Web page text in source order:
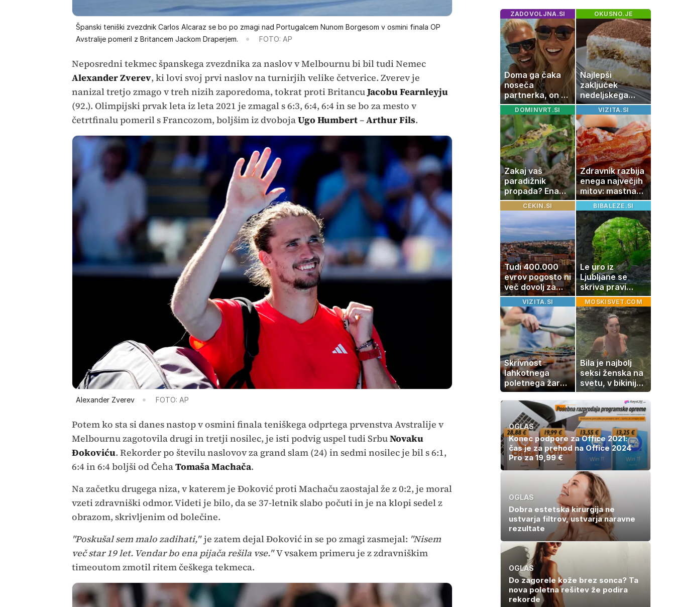
Španski teniški zvezdnik Carlos Alcaraz se bo po zmagi nad Portugalcem Nunom Borgesom v osmini finala OP
Avstralije pomeril z Britancem Jackom Draperjem.
FOTO: AP
Neposredni tekmec španskega zvezdnika za naslov v Melbournu bi bil tudi Nemec
Alexander Zverev, ki lovi svoj prvi naslov na turnirjih velike četverice. Zverev je
nanizal tretjo zmago v treh nizih zaporedoma, tokrat proti BritancuJacobu Fearnleyju
(92.). Olimpijski prvak leta iz leta 2021 je zmagal s 6:3, 6:4, 6:4 in se bo za mesto v
četrtfinalu pomeril s Francozom, boljšim iz dvobojaUgo Humbert–Arthur Fils.
Alexander Zverev FOTO: AP
Potem ko sta si danes nastop v osmini finala teniškega odprtega prvenstva Avstralije v
Melbournu zagotovila drugi in tretji nosilec, je isti podvig uspel tudi SrbuNovaku
Đokoviću. Rekorder po številu naslovov za grand slam (24) in sedmi nosilec je bil s 6:1,
6:4 in 6:4 boljši od ČehaTomaša Machača.
Na začetku drugega niza, v katerem je Đoković proti Machaču zaostajal že z 0:2, je moral
vzeti zdravniški odmor. Videti je bilo, da se 37-letnik slabo počuti in je na klopi sedel z
obrazom, skrivljenim od bolečine.
"Poskušal sem malo zadihati,"je zatem dejal Đoković in se po zmagi zasmejal: "Nisem
več star 19 let. Vendar bo ena pijača rešila vse."V vsakem primeru je z zdravniškim
timeoutom zmotil ritem češkega tekmeca.
ZADOVOLJNA.SI
Doma ga čaka
noseča
partnerka, on pa
dopustuje z
drugo
OKUSNO.JE
Najlepši
zaključek
nedeljskega
kosila: 8 sladic
brez peke, ki se
jih vsi veselijo
DOMINVRT.SI
Zakaj vaš
paradižnik
propada? Ena
napaka lahko
uniči rastline –
tako jih rešite
VIZITA.SI
Zdravnik razbija
enega največjih
mitov: mastna
jetra ne
nastanejo
zaradi slanine,
temveč zaradi
živila, ki ga
imamo vsi radi
CEKIN.SI
Tudi 400.000
evrov pogosto ni
več dovolj za
nakup
stanovanja
BIBALEZE.SI
Le uro iz
Ljubljane se
skriva pravi
naravni čudež:
izlet, ki bo
navdušil otroke
VIZITA.SI
Skrivnost
lahkotnega
poletnega žara,
po katerem ne
boste
potrebovali
popoldanskega
spanca
MOSKISVET.COM
Bila je najbolj
seksi ženska na
svetu, v bikiniju
znova navdušila
OGLAS
Konec podpore za Office 2021:
čas je za prehod na Office 2024
Pro za 19,99 €
OGLAS
Dobra estetska kirurgija ne
ustvarja filtrov, ustvarja naravne
rezultate
OGLAS
Do zagorele kože brez sonca? Ta
nova poletna rešitev že podira
rekorde